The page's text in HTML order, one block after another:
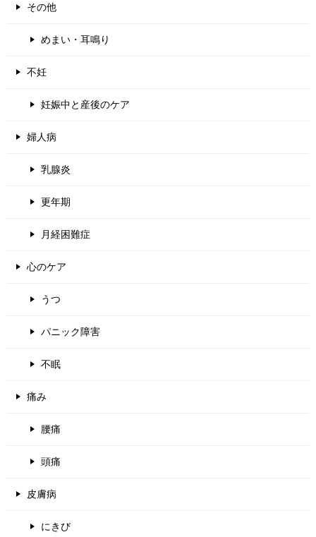
その他
めまい・耳鳴り
不妊
妊娠中と産後のケア
婦人病
乳腺炎
更年期
月経困難症
心のケア
うつ
パニック障害
不眠
痛み
腰痛
頭痛
皮膚病
にきび